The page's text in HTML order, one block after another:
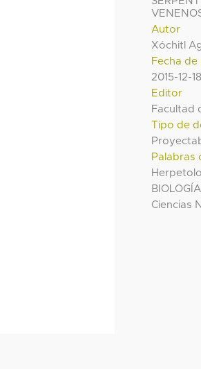
Autor
Xóchitl
Fecha de
2015-12-18
Editor
Facultad
Tipo de
Palabras
BIOLOGÍA
Ciencias